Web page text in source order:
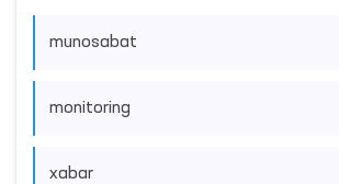
munosabat
monitoring
xabar